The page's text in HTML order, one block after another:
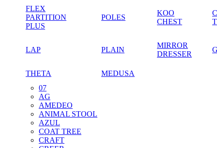
FLEX
PARTITION
PLUS
POLES
KOO
CHEST
LAP PLAIN
MIRROR
DRESSER
THETA
MEDUSA
07
AG
AMEDEO
ANIMAL STOOL
AZUL
COAT TREE
CRAFT